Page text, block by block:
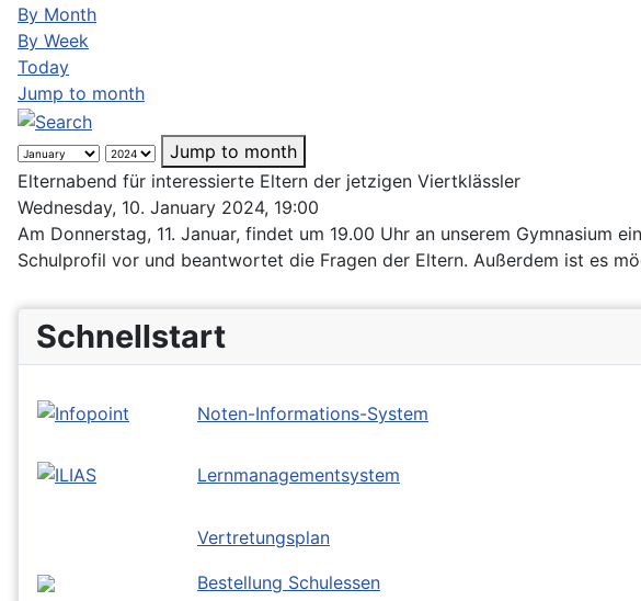
By Month
By Week
Today
Jump to month
Jump to month
Elternabend für interessierte Eltern der jetzigen Viertklässler
Wednesday, 10. January 2024, 19:00
Am Donnerstag, 11. Januar, findet um 19.00 Uhr an unserem
Schulprofil vor und beantwortet die Fragen der Eltern. Außerdem ist es
Schnellstart
Noten-Informations-System
Lernmanagementsystem
Vertretungsplan
Bestellung Schulessen